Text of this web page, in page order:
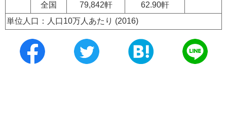
全国
79,842軒
62.90軒
単位人口：人口10万人あたり (2016)